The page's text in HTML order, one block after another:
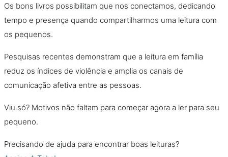
Os bons livros possibilitam que nos conectamos, dedicando
tempo e presença quando compartilharmos uma leitura com
os pequenos.
Pesquisas recentes demonstram que a leitura em família
reduz os índices de violência e amplia os canais de
comunicação afetiva entre as pessoas.
Viu só? Motivos não faltam para começar agora a ler para seu
pequeno.
Precisando de ajuda para encontrar boas leituras?